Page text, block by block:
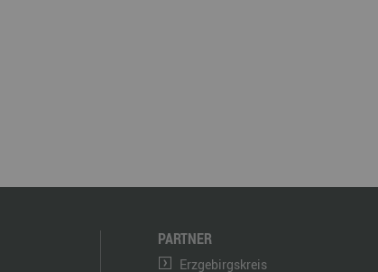
PARTNER
Erzgebirgskreis